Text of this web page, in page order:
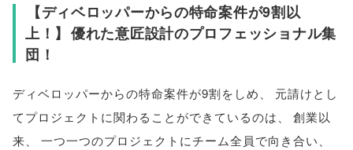
【ディベロッパーからの特命案件が9割以
上！ 】 優れた意匠設計のプロフェッショナル集
団！
ディベロッパーからの特命案件が9割をしめ
元請けとし
てプロジェクトに関わることができているのは
創業以
来
一つ一つのプロジェクトにチーム全員で向き合い